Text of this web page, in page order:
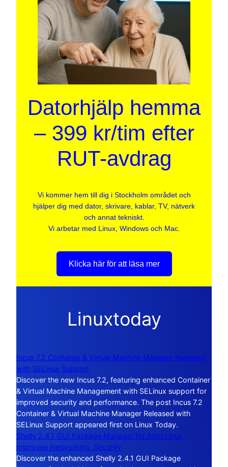
Datorhjälp hemma
– 399 kr/tim efter
RUT-avdrag
Vi kommer hem till dig i Stockholm området och
hjälper dig med dator, skrivare, kablar, TV, nätverk
och annat tekniskt.
Vi arbetar med Linux, Windows och Mac.
Klicka här för att läsa mer
Linuxtoday
Incus 7.2 Container & Virtual Machine Manager Released
with SELinux Support
Discover the new Incus 7.2, featuring enhanced Container
& Virtual Machine Management with SELinux support for
improved security and performance. The post Incus 7.2
Container & Virtual Machine Manager Released with
SELinux Support appeared first on Linux Today.
Shelly 2.4.1 GUI Package Manager for Arch Linux
Improves Networking, Security
Discover the enhanced Shelly 2.4.1 GUI Package